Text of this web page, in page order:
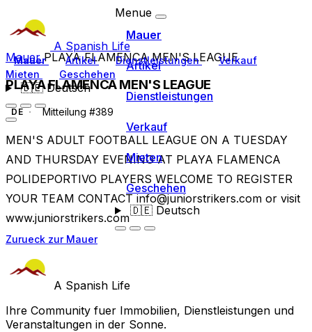
A Spanish Life
Mauer Artikel Dienstleistungen
Verkauf
Mieten
Geschehen
🇩🇪Deutsch
Menue
Mauer
Artikel
Dienstleistungen
Verkauf
Mieten
Geschehen
🇩🇪Deutsch
MauerPLAYA FLAMENCA MEN'S LEAGUE
PLAYA FLAMENCA MEN'S LEAGUE
DE Mitteilung #389
MEN'S ADULT FOOTBALL LEAGUE ON A TUESDAY
AND THURSDAY EVENING AT PLAYA FLAMENCA
POLIDEPORTIVO PLAYERS WELCOME TO REGISTER
YOUR TEAM CONTACT info@juniorstrikers.com or visit
www.juniorstrikers.com
Zurueck zur Mauer
A Spanish Life
Ihre Community fuer Immobilien, Dienstleistungen und
Veranstaltungen in der Sonne.